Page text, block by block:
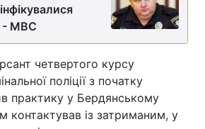
- МВС
четвертого курсу
поліції з початку
практику у Бердянському
контактував із затриманим, у